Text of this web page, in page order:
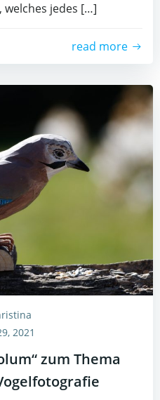
welches jedes […]
read more
2021
zum Thema